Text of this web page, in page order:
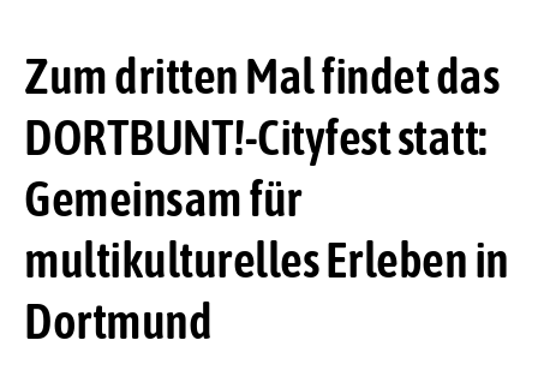
Zum dritten Mal findet das
DORTBUNT!-Cityfest statt:
Gemeinsam für
multikulturelles Erleben in
Dortmund